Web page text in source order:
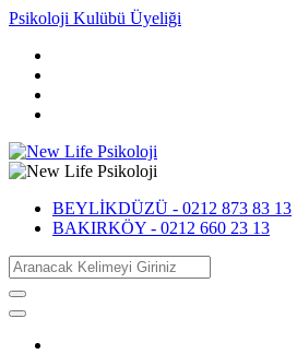
Psikoloji Kulübü Üyeliği
BEYLİKDÜZÜ - 0212 873 83 13
BAKIRKÖY - 0212 660 23 13